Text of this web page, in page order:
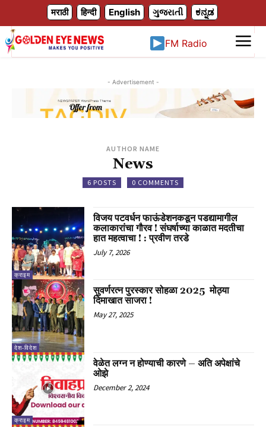
मराठी हिन्दी English ગુજરાતી ಕನ್ನಡ
FM Radio
- Advertisement -
AUTHOR NAME
News
6 POSTS 0 COMMENTS
क्राइम
विजय पटवर्धन फाऊंडेशनकडून पडद्यामागील
कलाकारांचा गौरव ! संघर्षाच्या काळात मदतीचा
हात महत्वाचा ! : प्रवीण तरडे
July 7, 2026
देश-विदेश
सुवर्णरत्न पुरस्कार सोहळा 2025 मोठ्या
दिमाखात साजरा !
May 27, 2025
क्राइम
वेळेत लग्न न होण्याची कारणे – अति अपेक्षांचे
ओझे
December 2, 2024